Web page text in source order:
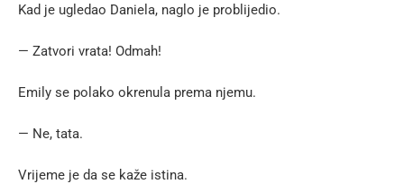
Kad je ugledao Daniela, naglo je problijedio.
— Zatvori vrata! Odmah!
Emily se polako okrenula prema njemu.
— Ne, tata.
Vrijeme je da se kaže istina.